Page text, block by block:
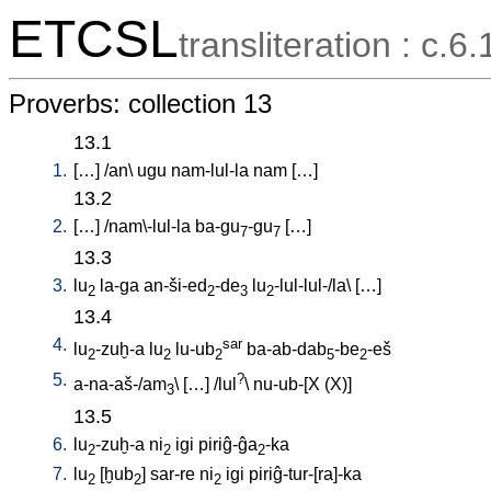
ETCSLtransliteration :
Proverbs: collection 13
13.1
1. […] /an\ ugu nam-lul-la nam […]
13.2
2. […] /nam\-lul-la ba-gu7-gu7 […]
13.3
3. lu2 la-ga an-ši-ed 2-de3 lu2-lul-lul-/la\ […]
13.4
4. lu2-zuḫ-a lu2 lu-ub2
sar ba-ab-dab5-be2-eš
5. a-na-aš-/am3\ […] /lul ?\ nu-ub-[X (X)]
13.5
6. lu2-zuḫ-a ni2 igi piriĝ-ĝa2-ka
7.
lu2 [ḫub2] sar-re ni2 igi piriĝ-tur-[ra]-ka